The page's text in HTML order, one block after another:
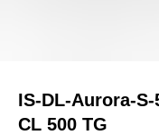
IS-DL-Aurora-S-
CL 500 TG